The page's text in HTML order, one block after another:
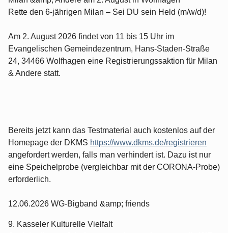
Rette den 6-jährigen Milan – Sei DU sein Held (m/w/d)!
Am 2. August 2026 findet von 11 bis 15 Uhr im
Evangelischen Gemeindezentrum, Hans-Staden-Straße
24, 34466 Wolfhagen eine Registrierungssaktion für Milan
& Andere statt.
Bereits jetzt kann das Testmaterial auch kostenlos auf der
Homepage der DKMS https://www.dkms.de/registrieren
angefordert werden, falls man verhindert ist. Dazu ist nur
eine Speichelprobe (vergleichbar mit der CORONA-Probe)
erforderlich.
12.06.2026 WG-Bigband &amp; friends
9. Kasseler Kulturelle Vielfalt